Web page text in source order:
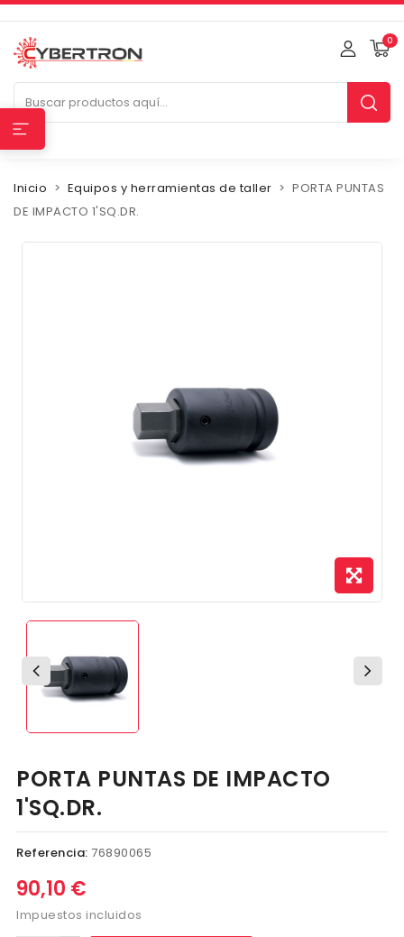
0
Inicio Equipos y herramientas de taller
PORTA PUNTAS
DE IMPACTO 1'SQ.DR.
PORTA PUNTAS DE IMPACTO
1'SQ.DR.
Referencia: 76890065
90,10 €
Impuestos incluidos